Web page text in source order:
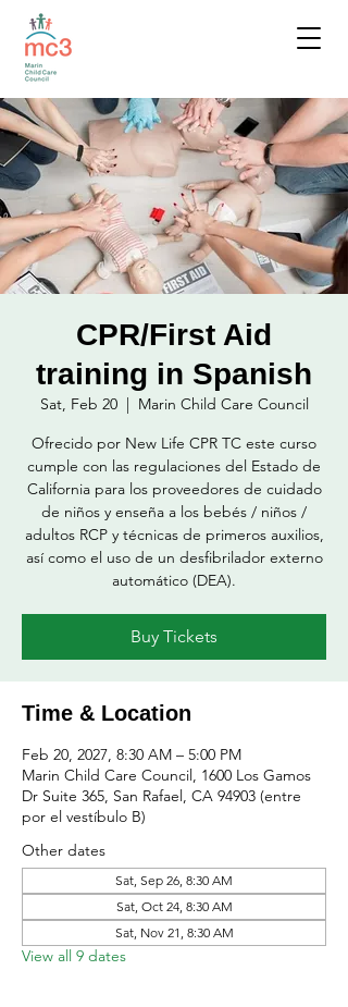
CPR/First Aid
training in Spanish
Sat, Feb 20
  |
Marin Child Care Council
Ofrecido por New Life CPR TC este curso
cumple con las regulaciones del Estado de
California para los proveedores de cuidado
de niños y enseña a los bebés / niños /
adultos RCP y técnicas de primeros auxilios,
así como el uso de un desfibrilador externo
automático (DEA).
Buy Tickets
Time & Location
Feb 20, 2027, 8:30 AM – 5:00 PM
Marin Child Care Council, 1600 Los Gamos
Dr Suite 365, San Rafael, CA 94903 (entre
por el vestíbulo B)
Other dates
Sat, Sep 26, 8:30 AM
Sat, Oct 24, 8:30 AM
Sat, Nov 21, 8:30 AM
View all 9 dates